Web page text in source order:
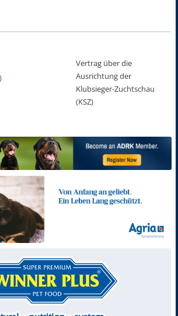
Vertrag über die
Ausrichtung der
Klubsieger-Zuchtschau
(KSZ)